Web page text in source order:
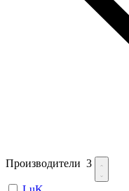
Производители 3